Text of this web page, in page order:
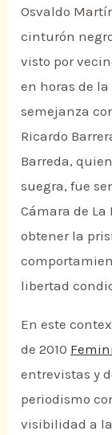
Osvaldo
cinturón
visto por
en horas de
semejanza
Ricardo
Barreda,
suegra, fue
Cámara de
obtener la
libertad
En este
de 2010
entrevistas y
periodismo
visibilidad a